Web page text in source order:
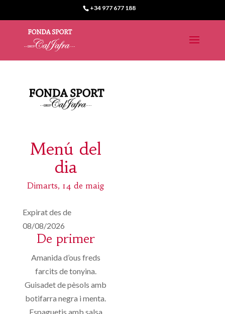
+34 977 677 188
Menú del
dia
Dimarts, 14 de maig
Expirat des de
08/08/2026
De primer
Amanida d’ous freds
farcits de tonyina.
Guisadet de pèsols amb
botifarra negra i menta.
Espaguetis amb salsa